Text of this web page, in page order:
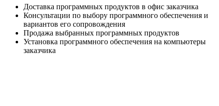
Доставка программных продуктов в офис заказчика
Консультации по выбору программного обеспечения и
вариантов его сопровождения
Продажа выбранных программных продуктов
Установка программного обеспечения на компьютеры
заказчика